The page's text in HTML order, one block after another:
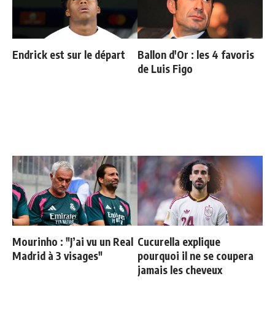
Endrick est sur le départ
Ballon d'Or : les 4 favoris
de Luis Figo
Mourinho : "J’ai vu un Real
Madrid à 3 visages"
Cucurella explique
pourquoi il ne se coupera
jamais les cheveux